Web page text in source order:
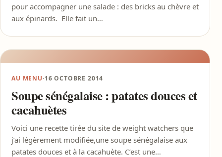
pour accompagner une salade : des bricks au chèvre et
aux épinards. Elle fait un…
AU MENU·16 OCTOBRE 2014
Soupe sénégalaise : patates douces et
cacahuètes
Voici une recette tirée du site de weight watchers que
j’ai légèrement modifiée,une soupe sénégalaise aux
patates douces et à la cacahuète. C’est une…